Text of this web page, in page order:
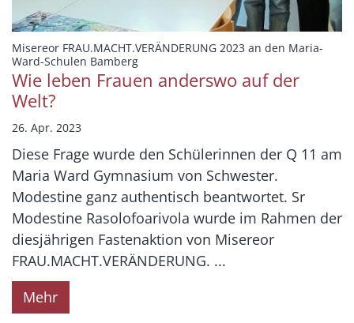
Misereor FRAU.MACHT.VERÄNDERUNG 2023 an den Maria-
Ward-Schulen Bamberg:
Wie leben Frauen anderswo auf der
Welt?
26. Apr. 2023
Diese Frage wurde den Schülerinnen der Q 11 am
Maria Ward Gymnasium von Schwester.
Modestine ganz authentisch beantwortet. Sr
Modestine Rasolofoarivola wurde im Rahmen der
diesjährigen Fastenaktion von Misereor
FRAU.MACHT.VERÄNDERUNG. ...
Mehr